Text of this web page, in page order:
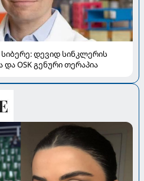
დევიდ სინკლერის
OSK გენური თერაპია